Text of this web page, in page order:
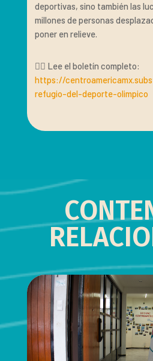
deportivas, sino también las
millones de personas
poner en relieve.
👉🏽 Lee el boletín completo:
https://
refugio-del-deporte-olimpico